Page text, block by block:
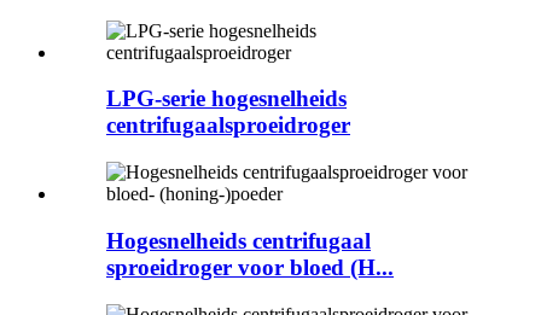
LPG-serie hogesnelheids
centrifugaalsproeidroger
Hogesnelheids centrifugaal
sproeidroger voor bloed (H...